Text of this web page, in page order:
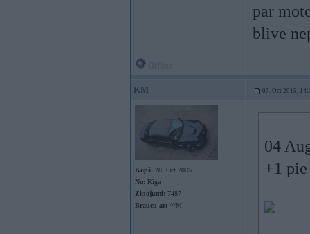
par
blive
KM 07. Oct 2015,
Kopš: 28. Oct 2005
No: Rīga
Ziņojumi: 7487
Braucu ar: ///M
04
+1